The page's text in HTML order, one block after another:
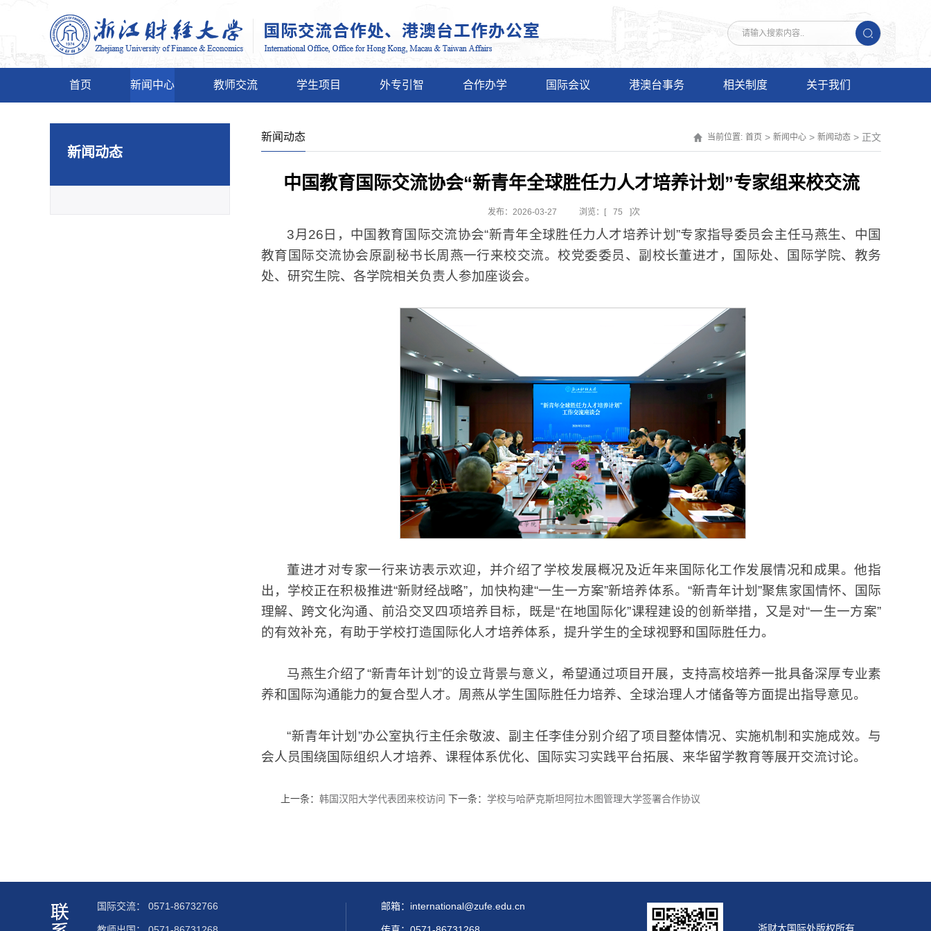
首页 新闻中心 教师交流 学生项目 外专引智 合作办学 国际会议 港澳台事务 相关制度 关于我们
新闻动态
新闻动态 当前位置: 首页 > 新闻中心 > 新闻动态 > 正文
中国教育国际交流协会“新青年全球胜任力人才培养计划”专家组来校交流
发布：2026-03-27 浏览：[ 75 ]次
3月26日，中国教育国际交流协会“新青年全球胜任力人才培养计划”专家指导委员会主任马燕生、中国
教育国际交流协会原副秘书长周燕一行来校交流。校党委委员、副校长董进才，国际处、国际学院、教务
处、研究生院、各学院相关负责人参加座谈会。
董进才对专家一行来访表示欢迎，并介绍了学校发展概况及近年来国际化工作发展情况和成果。他指
出，学校正在积极推进“新财经战略”，加快构建“一生一方案”新培养体系。“新青年计划”聚焦家国情怀、国际
理解、跨文化沟通、前沿交叉四项培养目标，既是“在地国际化”课程建设的创新举措，又是对“一生一方案”
的有效补充，有助于学校打造国际化人才培养体系，提升学生的全球视野和国际胜任力。
马燕生介绍了“新青年计划”的设立背景与意义，希望通过项目开展，支持高校培养一批具备深厚专业素
养和国际沟通能力的复合型人才。周燕从学生国际胜任力培养、全球治理人才储备等方面提出指导意见。
“新青年计划”办公室执行主任余敬波、副主任李佳分别介绍了项目整体情况、实施机制和实施成效。与
会人员围绕国际组织人才培养、课程体系优化、国际实习实践平台拓展、来华留学教育等展开交流讨论。
上一条： 韩国汉阳大学代表团来校访问 下一条： 学校与哈萨克斯坦阿拉木图管理大学签署合作协议
国际交流： 0571-86732766 邮箱：international@zufe.edu.cn
浙财大国际处版权所有